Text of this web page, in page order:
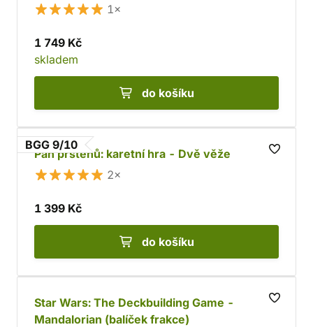
1×
1 749 Kč
skladem
do košíku
BGG 9/10
Pán prstenů: karetní hra - Dvě věže
2×
1 399 Kč
do košíku
Star Wars: The Deckbuilding Game -
Mandalorian (balíček frakce)